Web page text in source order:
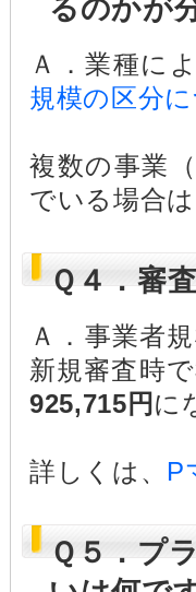
るのかが
Ａ．業種に
規模の区分
複数の事業
でいる場合は
Ｑ４．審
Ａ．事業者
新規審査時で
925,715円 に
詳しくは、 P
Ｑ５．プ